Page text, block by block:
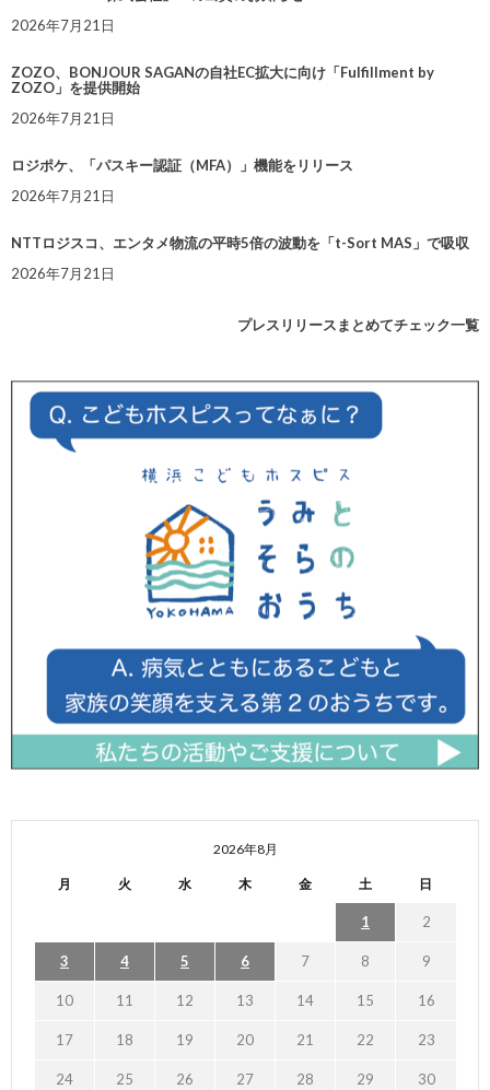
2026年7月21日
ZOZO、BONJOUR SAGANの自社EC拡大に向け「Fulfillment by
ZOZO」を提供開始
2026年7月21日
ロジポケ、「パスキー認証（MFA）」機能をリリース
2026年7月21日
NTTロジスコ、エンタメ物流の平時5倍の波動を「t-Sort MAS」で吸収
2026年7月21日
プレスリリースまとめてチェック一覧
2026年8月
月 火 水 木 金 土 日
1 2
3 4 5 6 7 8 9
10 11 12 13 14 15 16
17 18 19 20 21 22 23
24 25 26 27 28 29 30